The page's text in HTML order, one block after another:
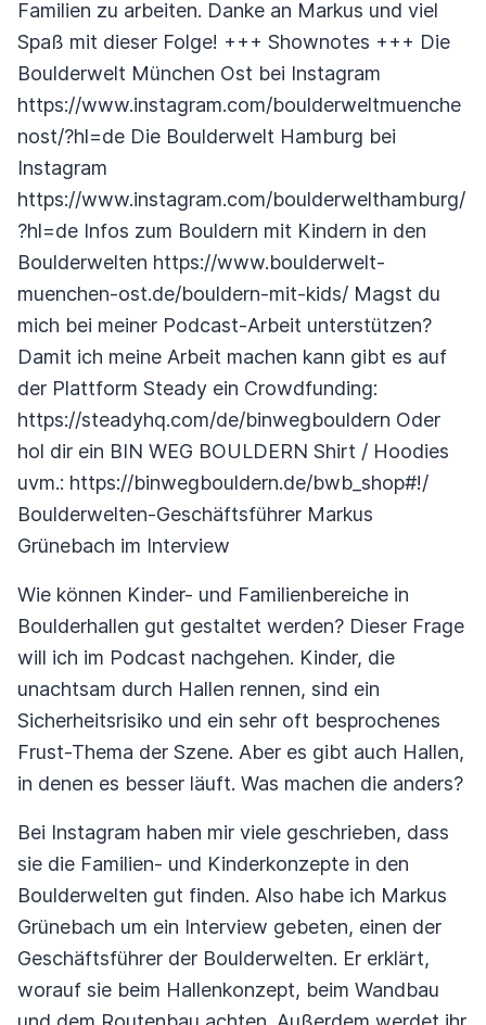
Familien zu arbeiten. Danke an Markus und viel
Spaß mit dieser Folge! +++ Shownotes +++ Die
Boulderwelt München Ost bei Instagram
https://www.instagram.com/boulderweltmuenche
nost/?hl=de Die Boulderwelt Hamburg bei
Instagram
https://www.instagram.com/boulderwelthamburg/
?hl=de Infos zum Bouldern mit Kindern in den
Boulderwelten https://www.boulderwelt-
muenchen-ost.de/bouldern-mit-kids/ Magst du
mich bei meiner Podcast-Arbeit unterstützen?
Damit ich meine Arbeit machen kann gibt es auf
der Plattform Steady ein Crowdfunding:
https://steadyhq.com/de/binwegbouldern Oder
hol dir ein BIN WEG BOULDERN Shirt / Hoodies
uvm.: https://binwegbouldern.de/bwb_shop#!/
Boulderwelten-Geschäftsführer Markus
Grünebach im Interview
Wie können Kinder- und Familienbereiche in
Boulderhallen gut gestaltet werden? Dieser Frage
will ich im Podcast nachgehen. Kinder, die
unachtsam durch Hallen rennen, sind ein
Sicherheitsrisiko und ein sehr oft besprochenes
Frust-Thema der Szene. Aber es gibt auch Hallen,
in denen es besser läuft. Was machen die anders?
Bei Instagram haben mir viele geschrieben, dass
sie die Familien- und Kinderkonzepte in den
Boulderwelten gut finden. Also habe ich Markus
Grünebach um ein Interview gebeten, einen der
Geschäftsführer der Boulderwelten. Er erklärt,
worauf sie beim Hallenkonzept, beim Wandbau